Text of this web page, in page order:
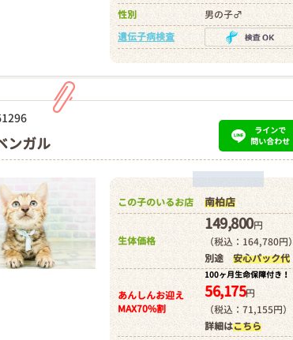
性別
男の子♂
遺伝子病検査
ンガル
ラインで
問い合わせ
この子のいるお店 南柏店
生体価格
149,800円
（税込：164,780円
別途 安心パック代
あんしんお迎え
MAX70%割
100ヶ月生命保障付き！
56,175円
（税込：71,155円）
詳細はこちら